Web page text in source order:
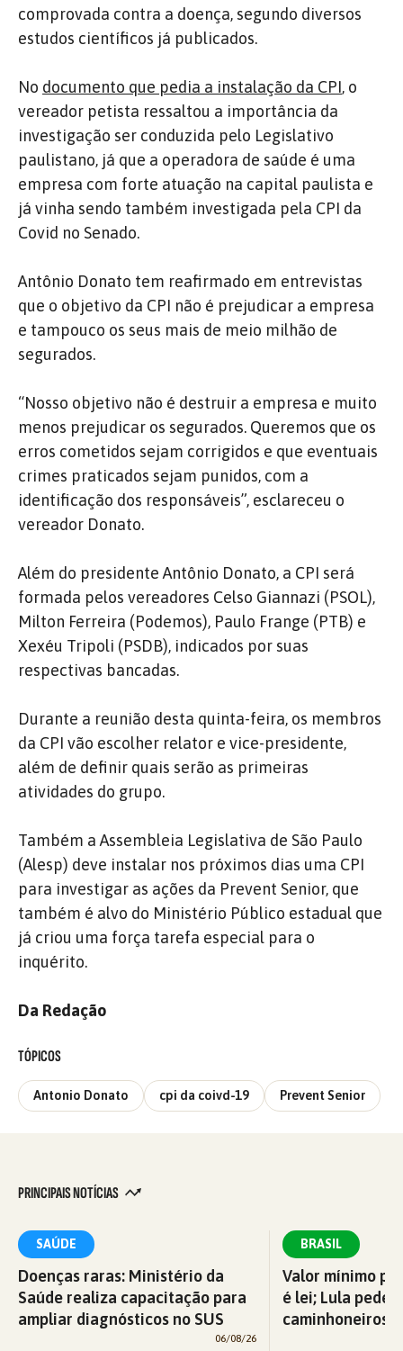
comprovada contra a doença, segundo diversos
estudos científicos já publicados.
No documento que pedia a instalação da CPI, o
vereador petista ressaltou a importância da
investigação ser conduzida pelo Legislativo
paulistano, já que a operadora de saúde é uma
empresa com forte atuação na capital paulista e
já vinha sendo também investigada pela CPI da
Covid no Senado.
Antônio Donato tem reafirmado em entrevistas
que o objetivo da CPI não é prejudicar a empresa
e tampouco os seus mais de meio milhão de
segurados.
“Nosso objetivo não é destruir a empresa e muito
menos prejudicar os segurados. Queremos que os
erros cometidos sejam corrigidos e que eventuais
crimes praticados sejam punidos, com a
identificação dos responsáveis”, esclareceu o
vereador Donato.
Além do presidente Antônio Donato, a CPI será
formada pelos vereadores Celso Giannazi (PSOL),
Milton Ferreira (Podemos), Paulo Frange (PTB) e
Xexéu Tripoli (PSDB), indicados por suas
respectivas bancadas.
Durante a reunião desta quinta-feira, os membros
da CPI vão escolher relator e vice-presidente,
além de definir quais serão as primeiras
atividades do grupo.
Também a Assembleia Legislativa de São Paulo
(Alesp) deve instalar nos próximos dias uma CPI
para investigar as ações da Prevent Senior, que
também é alvo do Ministério Público estadual que
já criou uma força tarefa especial para o
inquérito.
Da Redação
TÓPICOS
Antonio Donato cpi da coivd-19 Prevent Senior
PRINCIPAIS NOTÍCIAS
SAÚDE
Doenças raras: Ministério da
Saúde realiza capacitação para
ampliar diagnósticos no SUS
06/08/26
BRASIL
Valor mínimo
é lei; Lula pede
caminhoneiros